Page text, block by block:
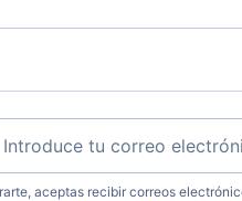
aceptas recibir correos